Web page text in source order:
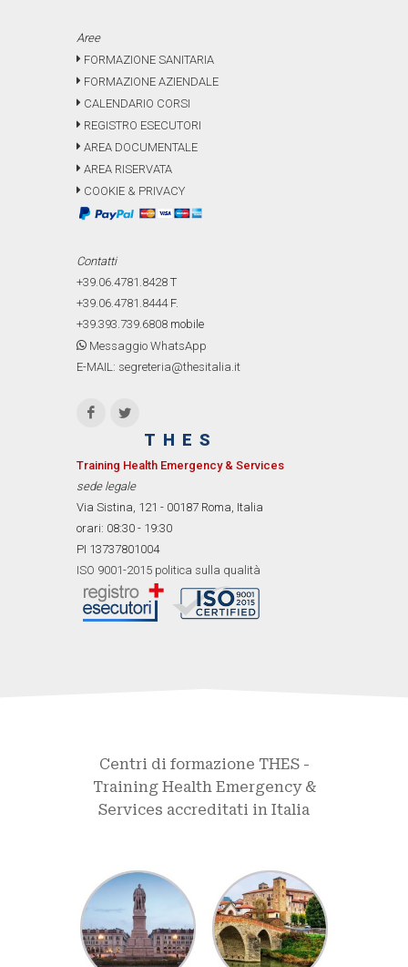
Aree
FORMAZIONE SANITARIA
FORMAZIONE AZIENDALE
CALENDARIO CORSI
REGISTRO ESECUTORI
AREA DOCUMENTALE
AREA RISERVATA
COOKIE & PRIVACY
Contatti
+39.06.4781.8428 T
+39.06.4781.8444F.
+39.393.739.6808 mobile
Messaggio WhatsApp
E-MAIL: segreteria@thesitalia.it
THES
Training Health Emergency & Services
sede legale
Via Sistina, 121 - 00187 Roma, Italia
orari: 08:30 - 19:30
PI 13737801004
ISO 9001-2015 politica sulla qualità
Centri di formazione THES -
Training Health Emergency &
Services accreditati in Italia